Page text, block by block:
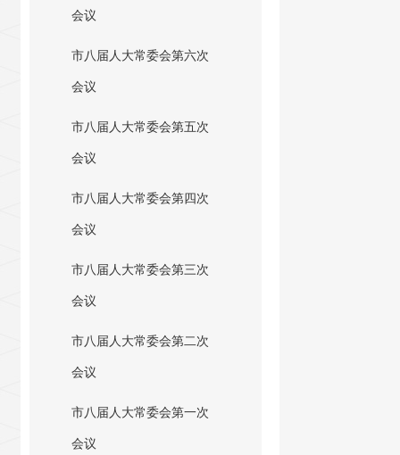
会议
市八届人大常委会第六次
会议
市八届人大常委会第五次
会议
市八届人大常委会第四次
会议
市八届人大常委会第三次
会议
市八届人大常委会第二次
会议
市八届人大常委会第一次
会议